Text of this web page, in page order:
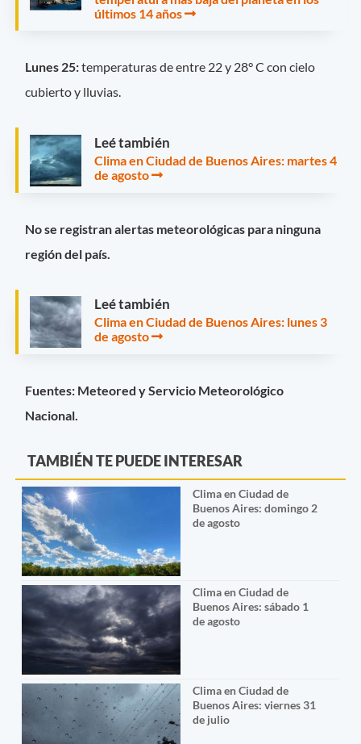
últimos 14 años
Lunes 25:temperaturas de entre 22 y 28° C con cielo
cubierto y lluvias.
Leé también
Clima en Ciudad de Buenos Aires: martes 4
de agosto
No se registran alertas meteorológicas para ninguna
región del país.
Leé también
Clima en Ciudad de Buenos Aires: lunes 3
de agosto
Fuentes: Meteored y Servicio Meteorológico
Nacional.
TAMBIÉN TE PUEDE INTERESAR
Clima en Ciudad de
Buenos Aires: domingo 2
de agosto
Clima en Ciudad de
Buenos Aires: sábado 1
de agosto
Clima en Ciudad de
Buenos Aires: viernes 31
de julio